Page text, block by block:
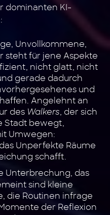
dominanten KI-
Unvollkommene,
steht für jene Aspekte
nicht glatt, nicht
gerade dadurch
und
Angelehnt an
des Walkers , der sich
Stadt bewegt,
Umwegen:
Unperfekte Räume
schafft.
Unterbrechung, das
sind kleine
die Routinen infrage
der Reflexion